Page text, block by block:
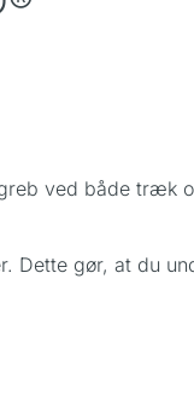
ved både træk
Dette gør, at du